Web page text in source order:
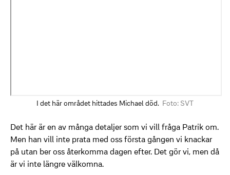
I det här området hittades Michael död. Foto: SVT
Det här är en av många detaljer som vi vill fråga Patrik om.
Men han vill inte prata med oss första gången vi knackar
på utan ber oss återkomma dagen efter. Det gör vi, men då
är vi inte längre välkomna.